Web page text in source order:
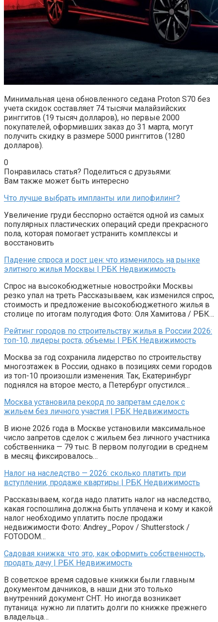
Минимальная цена обновленного седана Proton S70 без
учета скидок составляет 74 тысячи малайзийских
ринггитов (19 тысяч долларов), но первые 2000
покупателей, оформивших заказ до 31 марта, могут
получить скидку в размере 5000 ринггитов (1280
долларов).
0
Понравилась статья? Поделиться с друзьями:
Вам также может быть интересно
Что лучше выбрать импланты или липофилинг?
Увеличение груди бесспорно остаётся одной из самых
популярных пластических операций среди прекрасного
пола, которая помогает устранить комплексы и
восстановить
Падение спроса и рост цен: что изменилось на рынке
элитного жилья Москвы | РБК Недвижимость
Спрос на высокобюджетные новостройки Москвы
резко упал на треть Рассказываем, как изменился спрос,
стоимость и предложение высокобюджетного жилья в
столице по итогам полугодия Фото: Оля Хамитова / РБК…
Рейтинг городов по строительству жилья в России 2026:
топ-10, лидеры роста, объемы | РБК Недвижимость
Москва за год сохранила лидерство по строительству
многоэтажек в России, однако в позициях семи городов
из топ-10 произошли изменения. Так, Екатеринбург
поднялся на второе место, а Петербург опустился…
Москва установила рекорд по запретам сделок с
жильем без личного участия | РБК Недвижимость
В июне 2026 года в Москве установили максимальное
число запретов сделок с жильем без личного участника
собственника — 79 тыс. В первом полугодии в среднем
в месяц фиксировалось…
Налог на наследство — 2026: сколько платить при
вступлении, продаже квартиры | РБК Недвижимость
Рассказываем, когда надо платить налог на наследство,
какая госпошлина должна быть уплачена и кому и какой
налог необходимо уплатить после продажи
недвижимости Фото: Andrey_Popov / Shutterstock /
FOTODOM…
Садовая книжка: что это, как оформить собственность,
продать дачу | РБК Недвижимость
В советское время садовые книжки были главным
документом дачников, в наши дни это только
внутренний документ СНТ. Но иногда возникает
путаница: нужно ли платить долги по книжке прежнего
владельца…